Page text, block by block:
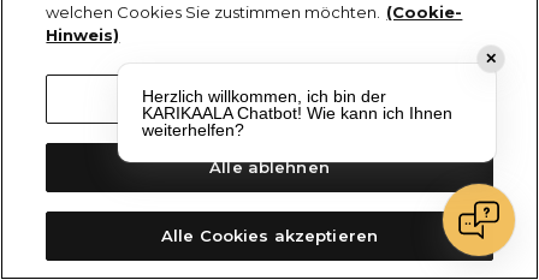
welchen Cookies Sie zustimmen möchten.
(Cookie-
Hinweis)
Cookie-Einstellungen
Alle ablehnen
Alle Cookies akzeptieren
✕
Herzlich willkommen, ich bin der
KARIKAALA Chatbot! Wie kann ich Ihnen
weiterhelfen?